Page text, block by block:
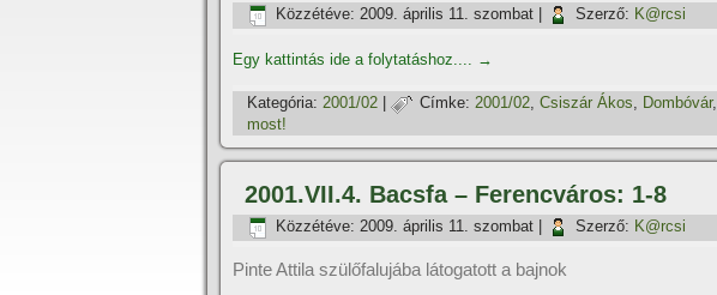
Közzétéve: 2009. április 11. szombat Szerző: K@rcsi
Egy kattintás ide a folytatáshoz.... →
Kategória: 2001/02 Címke: 2001/02, Csiszár Ákos, Dombóvár,
most!
2001.VII.4. Bacsfa – Ferencváros: 1-8
Közzétéve: 2009. április 11. szombat Szerző: K@rcsi
Pinte Attila szülőfalujába látogatott a bajnok